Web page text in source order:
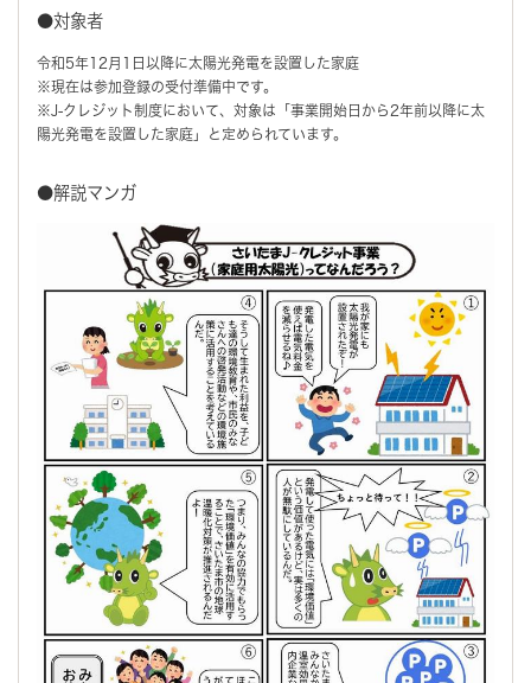
●対象者
令和5年12月1日以降に太陽光発電を設置した家庭
※現在は参加登録の受付準備中です。
※J-クレジット制度において、対象は「事業開始日から2年前以降に太
陽光発電を設置した家庭」と定められています。
●解説マンガ